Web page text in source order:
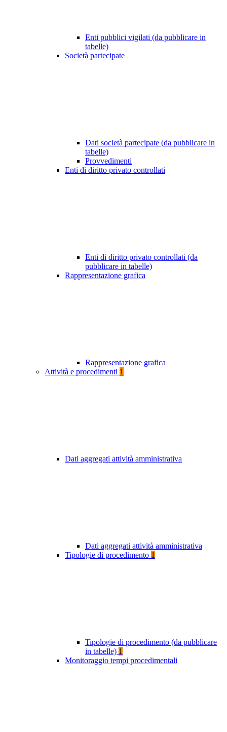
Enti pubblici vigilati (da pubblicare in
tabelle)
Società partecipate
Dati società partecipate (da pubblicare in
tabelle)
Provvedimenti
Enti di diritto privato controllati
Enti di diritto privato controllati (da
pubblicare in tabelle)
Rappresentazione grafica
Rappresentazione grafica
Attività e procedimenti 1
Dati aggregati attività amministrativa
Dati aggregati attività amministrativa
Tipologie di procedimento 1
Tipologie di procedimento (da pubblicare
in tabelle) 1
Monitoraggio tempi procedimentali